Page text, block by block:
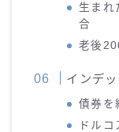
生まれ
合
老後
インデ
債券を
ドル